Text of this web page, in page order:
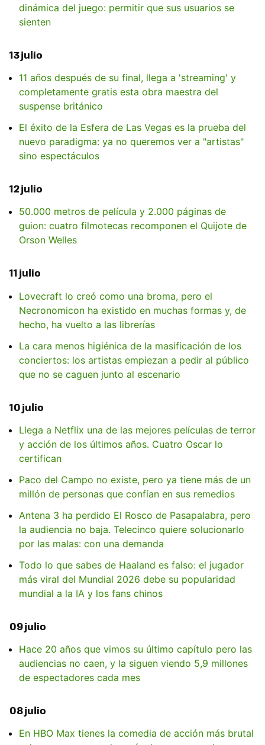
dinámica del juego: permitir que sus usuarios se
sienten
13 julio
11 años después de su final, llega a 'streaming' y
completamente gratis esta obra maestra del
suspense británico
El éxito de la Esfera de Las Vegas es la prueba del
nuevo paradigma: ya no queremos ver a "artistas"
sino espectáculos
12 julio
50.000 metros de película y 2.000 páginas de
guion: cuatro filmotecas recomponen el Quijote de
Orson Welles
11 julio
Lovecraft lo creó como una broma, pero el
Necronomicon ha existido en muchas formas y, de
hecho, ha vuelto a las librerías
La cara menos higiénica de la masificación de los
conciertos: los artistas empiezan a pedir al público
que no se caguen junto al escenario
10 julio
Llega a Netflix una de las mejores películas de terror
y acción de los últimos años. Cuatro Oscar lo
certifican
Paco del Campo no existe, pero ya tiene más de un
millón de personas que confían en sus remedios
Antena 3 ha perdido El Rosco de Pasapalabra, pero
la audiencia no baja. Telecinco quiere solucionarlo
por las malas: con una demanda
Todo lo que sabes de Haaland es falso: el jugador
más viral del Mundial 2026 debe su popularidad
mundial a la IA y los fans chinos
09 julio
Hace 20 años que vimos su último capítulo pero las
audiencias no caen, y la siguen viendo 5,9 millones
de espectadores cada mes
08 julio
En HBO Max tienes la comedia de acción más brutal